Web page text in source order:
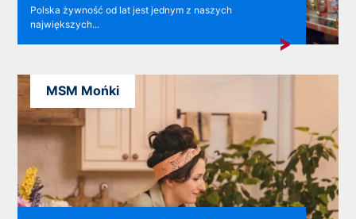
Polska żywność od lat jest jednym z naszych
największych...
MSM Mońki